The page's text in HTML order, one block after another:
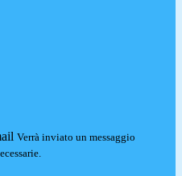
Verrà inviato un messaggio